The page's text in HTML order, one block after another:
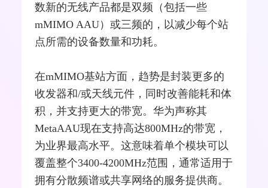
数新的无线产品都是双频（包括一些
mMIMO AAU）或三频的，以减少每个站
点所需的设备数量和功耗。
在mMIMO基站方面，趋势是封装更多的
收发器和/或天线元件，同时改善能耗和体
积，并支持更大的带宽。华为声称其
MetaAAU现在支持高达800MHz的带宽，
为业界最高水平。这意味着单个模块可以
覆盖整个3400-4200MHz范围，通常适用于
拥有分散频谱或共享网络的服务提供商。